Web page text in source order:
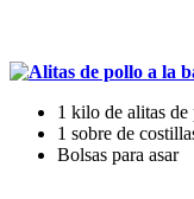
1 kilo de alitas
1 sobre de
Bolsas para asar